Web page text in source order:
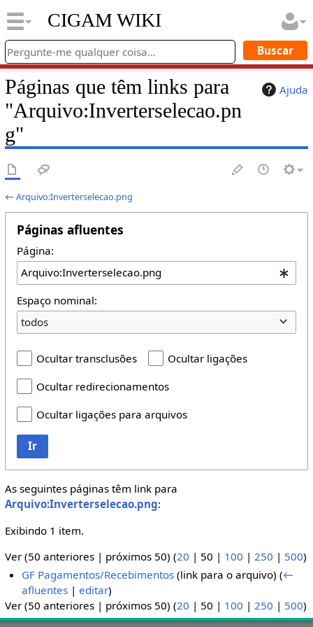
CIGAM WIKI
Ajuda
Páginas que têm links para
"Arquivo:Inverterselecao.pn
g"
←Arquivo:Inverterselecao.png
Páginas afluentes
Página:
Espaço nominal:
todos
Ocultar transclusões
Ocultar ligações
Ocultar redirecionamentos
Ocultar ligações para arquivos
Ir
As seguintes páginas têm link para
Arquivo:Inverterselecao.png:
Exibindo 1 item.
Ver (50 anteriores| próximos 50) (20 | 50 | 100 | 250 | 500)
GF Pagamentos/Recebimentos (link para o arquivo)(←
afluentes |editar)
Ver (50 anteriores| próximos 50) (20 | 50 | 100 | 250 | 500)